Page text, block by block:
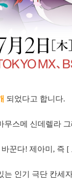
되었다고 합니다.
무스메 신데렐라 그
꾼다! 제아미, 즉 [
인기 극단 칸세